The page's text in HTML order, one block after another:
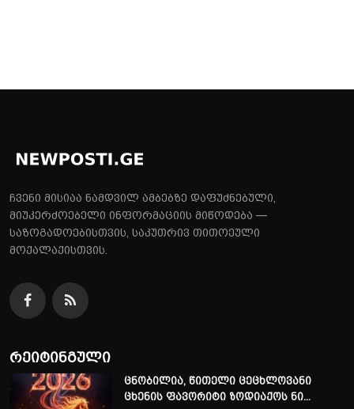
ჩვენი მისიაა ნამდვილ ამბებზე დაფუძნებული,
მიუკერძოებელი ინფორმაციის მიწოდება —
საზოგადოებისთვის, საკუთრივ თითოეული
მოქალაქისთვის.
რეიტინგული
ცნობილია, წითელი ცეცხლოვანი
ცხენის ფავორიტი ზოდიაქოს ნი...